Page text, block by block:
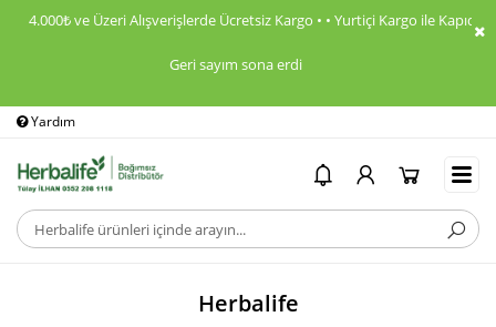
4.000₺ ve Üzeri Alışverişlerde Ücretsiz Kargo • • Yurtiçi Kargo ile Kapıda
Geri sayım sona erdi
Yardım
Herbalife